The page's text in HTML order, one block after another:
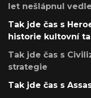
let nešlápnul vedle
Tak jde čas s
historie kultovní
Tak jde čas s
strategie
Tak jde čas s